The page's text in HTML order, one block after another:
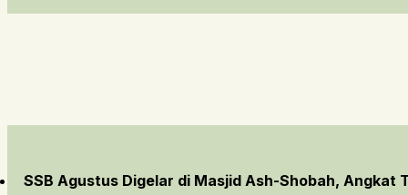
SSB Agustus Digelar di Masjid Ash-Shobah, Angkat